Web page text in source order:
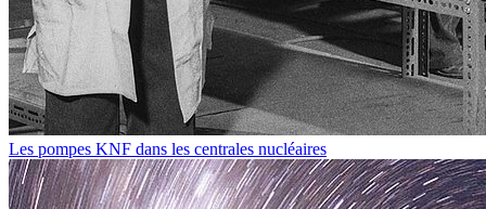
Les pompes KNF dans les centrales nucléaires